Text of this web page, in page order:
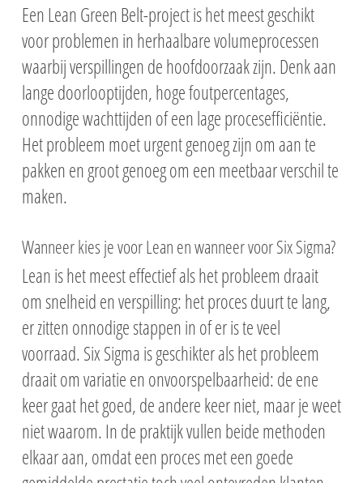
Een Lean Green Belt-project is het meest geschikt
voor problemen in herhaalbare volumeprocessen
waarbij verspillingen de hoofdoorzaak zijn. Denk aan
lange doorlooptijden, hoge foutpercentages,
onnodige wachttijden of een lage procesefficiëntie.
Het probleem moet urgent genoeg zijn om aan te
pakken en groot genoeg om een meetbaar verschil te
maken.
Wanneer kies je voor Lean en wanneer voor Six Sigma?
Lean is het meest effectief als het probleem draait
om snelheid en verspilling: het proces duurt te lang,
er zitten onnodige stappen in of er is te veel
voorraad. Six Sigma is geschikter als het probleem
draait om variatie en onvoorspelbaarheid: de ene
keer gaat het goed, de andere keer niet, maar je weet
niet waarom. In de praktijk vullen beide methoden
elkaar aan, omdat een proces met een goede
Opleidingsagenda